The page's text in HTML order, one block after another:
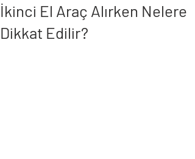
İkinci El Araç Alırken Nelere
Dikkat Edilir?